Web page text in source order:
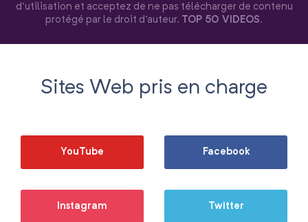
d'utilisation et acceptez de ne pas télécharger de contenu
protégé par le droit d'auteur.
TOP 50 VIDEOS.
Sites Web pris en charge
YouTube Facebook
Instagram Twitter